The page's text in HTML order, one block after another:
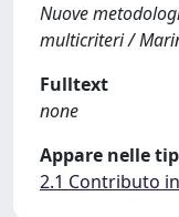
Nuove
multicriteri /
Fulltext
none
Appare nelle
2.1 Contributo